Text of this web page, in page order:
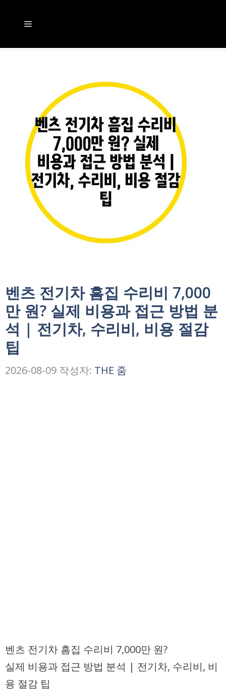
메
뉴
벤츠 전기차 흠집 수리비 7,000
만 원? 실제 비용과 접근 방법 분
석 | 전기차, 수리비, 비용 절감
팁
2026-08-09 작성자: THE 줌
벤츠 전기차 흠집 수리비 7,000만 원?
실제 비용과 접근 방법 분석 | 전기차, 수리비, 비
용 절감 팁